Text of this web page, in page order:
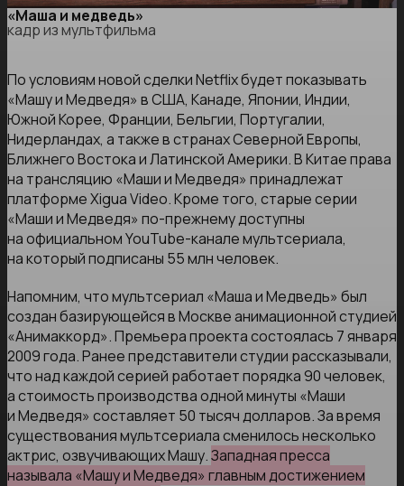
«Маша и медведь»
кадр из мультфильма
По условиям новой сделки Netflix будет показывать
«Машу и Медведя» в США, Канаде, Японии, Индии,
Южной Корее, Франции, Бельгии, Португалии,
Нидерландах, а также в странах Северной Европы,
Ближнего Востока и Латинской Америки. В Китае права
на трансляцию «Маши и Медведя» принадлежат
платформе Xigua Video. Кроме того, старые серии
«Маши и Медведя» по-прежнему доступны
на официальном YouTube-канале мультсериала,
на который подписаны 55 млн человек.
Напомним, что мультсериал «Маша и Медведь» был
создан базирующейся в Москве анимационной студией
«Анимаккорд». Премьера проекта состоялась 7 января
2009 года. Ранее представители студии рассказывали,
что над каждой серией работает порядка 90 человек,
а стоимость производства одной минуты «Маши
и Медведя» составляет 50 тысяч долларов. За время
существования мультсериала сменилось несколько
актрис, озвучивающих Машу.Западная пресса
называла «Машу и Медведя» главным достижением